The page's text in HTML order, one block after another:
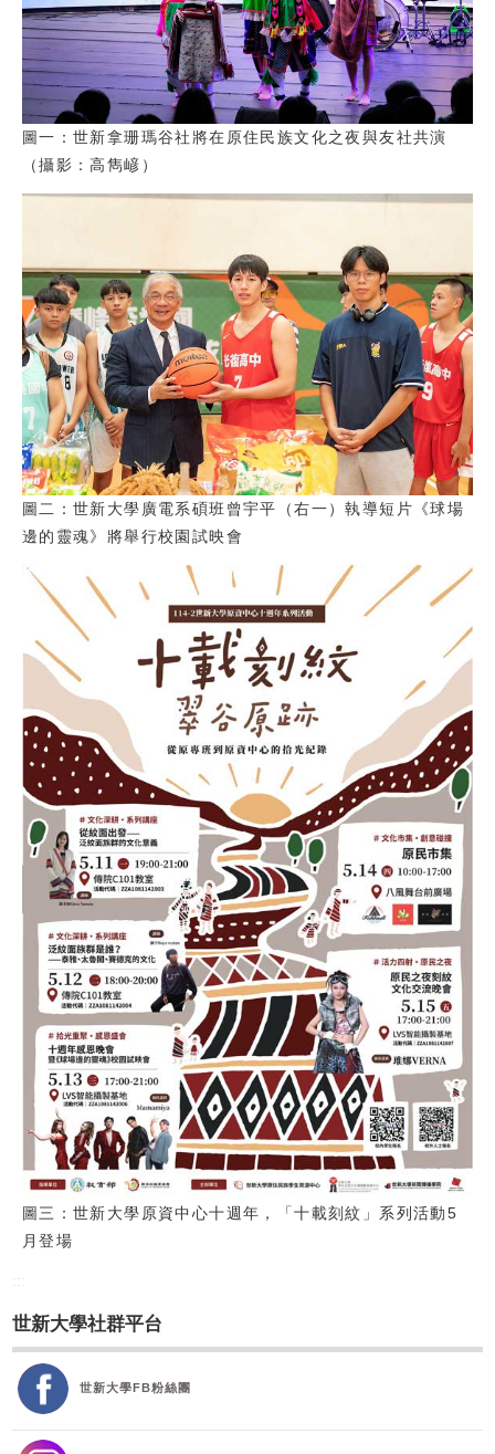
圖一：世新拿珊瑪谷社將在原住民族文化之夜與友社共演
（攝影：高雋嵃）
圖二：世新大學廣電系碩班曾宇平（右一）執導短片《球場
邊的靈魂》將舉行校園試映會
圖三：世新大學原資中心十週年，「十載刻紋」系列活動5
月登場
世新大學社群平台
世新大學FB粉絲團